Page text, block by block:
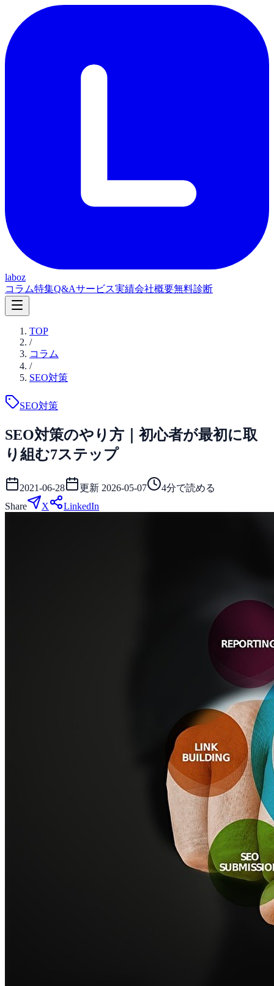
laboz
コラム特集Q&Aサービス実績会社概要無料診断
TOP
/
コラム
/
SEO対策
SEO対策
SEO対策のやり方｜初心者が最初に取
り組む7ステップ
2021-06-28 更新 2026-05-07 4分で読める
Share
X LinkedIn